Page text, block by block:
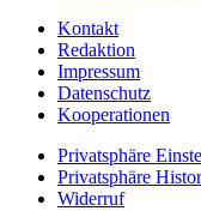
Kontakt
Redaktion
Impressum
Datenschutz
Kooperationen
Privatsphäre
Privatsphäre
Widerruf